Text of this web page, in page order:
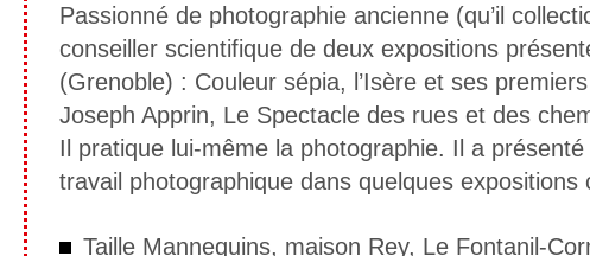
Passionné de photographie ancienne (qu’il
conseiller scientifique de deux expositions
(Grenoble) : Couleur sépia, l’Isère et ses
Joseph Apprin, Le Spectacle des rues et des
Il pratique lui-même la photographie. Il a
travail photographique dans quelques expositions
Taille Mannequins, maison Rey, Le Fontanil-